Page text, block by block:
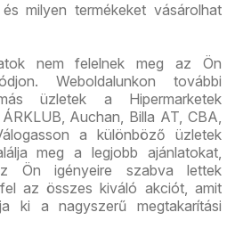
milyen termékeket vásárolhat
nem felelnek meg az Ön
Weboldalunkon további
üzletek a Hipermarketek
Auchan, Billa AT, CBA,
a különböző üzletek
meg a legjobb ajánlatokat,
Ön igényeire szabva lettek
az összes kiváló akciót, amit
ki a nagyszerű megtakarítási